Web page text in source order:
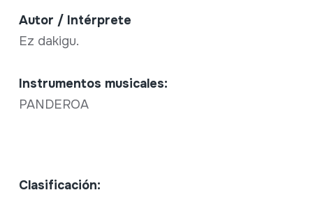
Autor / Intérprete
Ez dakigu.
Instrumentos musicales:
PANDEROA
Clasificación: